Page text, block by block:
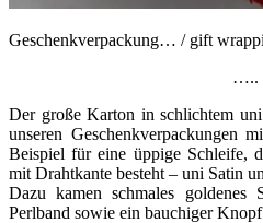
Geschenkverpackung… / gift
…..
Der große Karton in schlichtem
unseren Geschenkverpackungen
Beispiel für eine üppige Schleife,
mit Drahtkante besteht – uni Satin
Dazu kamen schmales goldenes
Perlband sowie ein bauchiger